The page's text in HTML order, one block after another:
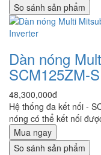
So sánh sản phẩm
Dàn nóng
SCM125ZM-
48,300,000đ
Hệ thống đa kết nối -
nóng có thể kết nối
Mua ngay
So sánh sản phẩm